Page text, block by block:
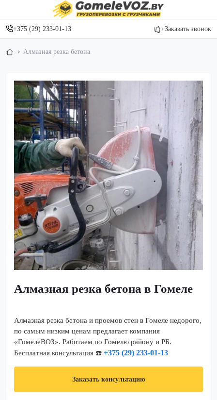
+375 (29) 233-01-13 Заказать звонок
Алмазная резка бетона
Алмазная резка бетона в Гомеле
Алмазная резка бетона и проемов стен в Гомеле недорого,
по самым низким ценам предлагает компания
«ГомелеВОЗ». Работаем по Гомелю району и РБ.
Бесплатная консультация ☎️ +375 (29) 233-01-13
Заказать консультацию